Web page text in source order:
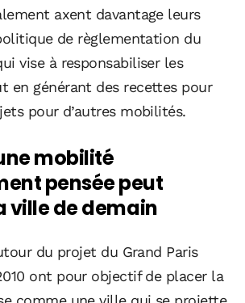
axent davantage leurs
de règlementation du
vise à responsabiliser les
en générant des recettes pour
pour d’autres mobilités.
mobilité
pensée peut
ville de demain
du projet du Grand Paris
ont pour objectif de placer la